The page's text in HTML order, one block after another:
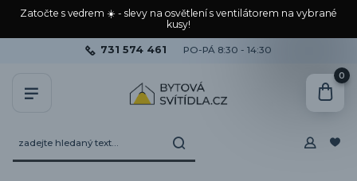
Zatočte s vedrem ☀️ - slevy na osvětlení s ventilátorem na vybrané
kusy!
731 574 461 PO-PÁ 8:30 - 14:30
0